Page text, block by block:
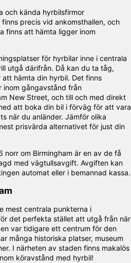
och kända hyrbilsfirmor
precis vid ankomsthallen, och
finns att hämta ligger inom
för hyrbilar inne i centrala
utgå därifrån. Då kan du ta tåg,
hämta din hyrbil. Det finns
inom gångavstånd från
New Street, och till och med direkt
att boka din bil i förväg för att vara
när du anländer. Jämför olika
prisvärda alternativet för just din
om Birmingham är en av de få
med vägtullsavgift. Avgiften kan
automat eller i bemannad kassa.
mest centrala punkterna i
det perfekta stället att utgå från när
var tidigare ett centrum för den
många historiska platser, museum
I närheten av staden finns makalös
köravstånd med hyrbil!